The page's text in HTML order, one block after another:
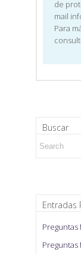
de
mail
Para
Buscar
Entradas
Preguntas
Preguntas